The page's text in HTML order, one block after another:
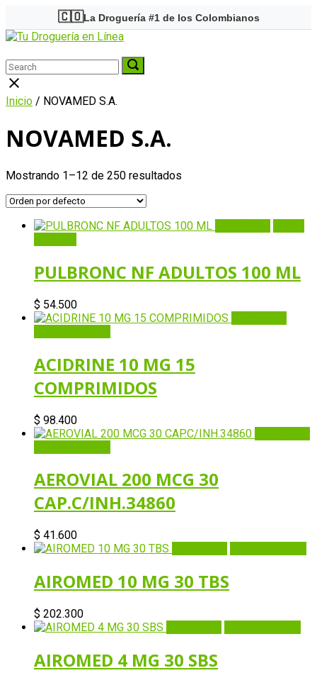
content
🇨🇴La Droguería #1 de los Colombianos
Home
Menu
Search
for:
Search
for:
Search
Close
search
bar
Inicio / NOVAMED S.A.
NOVAMED S.A.
Mostrando 1–12 de 250 resultados
PULBRONC NF ADULTOS 100 ML
$ 54.500
ACIDRINE 10 MG 15
COMPRIMIDOS
$ 98.400
AEROVIAL 200 MCG 30
CAP.C/INH.34860
$ 41.600
AIROMED 10 MG 30 TBS
$ 202.300
AIROMED 4 MG 30 SBS